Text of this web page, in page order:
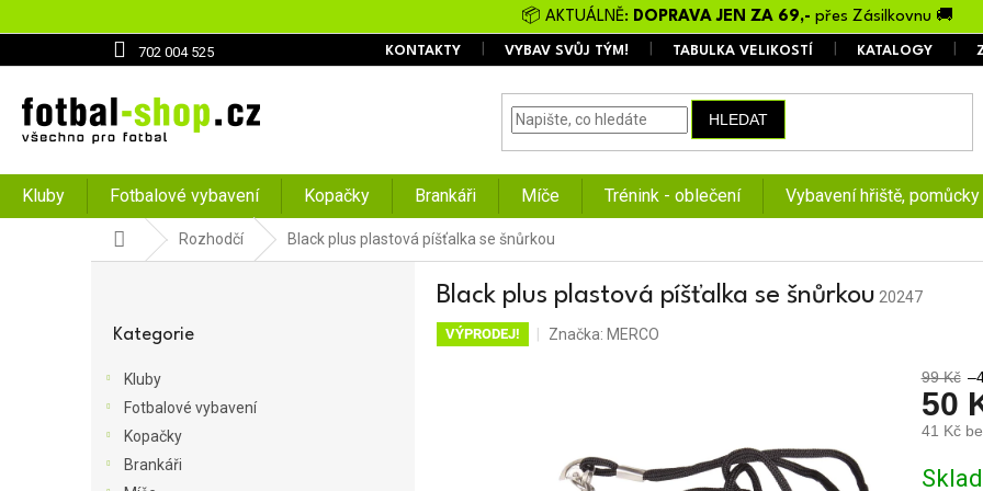
na
📦 AKTUÁLNĚ: DOPRAVA JEN ZA 69,- přes Zásilkovnu 🚚
702 004 525 KONTAKTY VYBAV SVŮJ TÝM! TABULKA VELIKOSTÍ KATALOGY
HLEDAT
Kluby Fotbalové vybavení Kopačky Brankáři Míče Trénink - oblečení Vybavení hřiště, pomůcky
Domů Rozhodčí Black plus plastová píšťalka se šnůrkou
kategorie
Kategorie
Kluby
Fotbalové vybavení
Kopačky
Brankáři
Black plus plastová píšťalka se šnůrkou 20247
VÝPRODEJ! Značka: MERCO
99 Kč
50
41 Kč
cena: